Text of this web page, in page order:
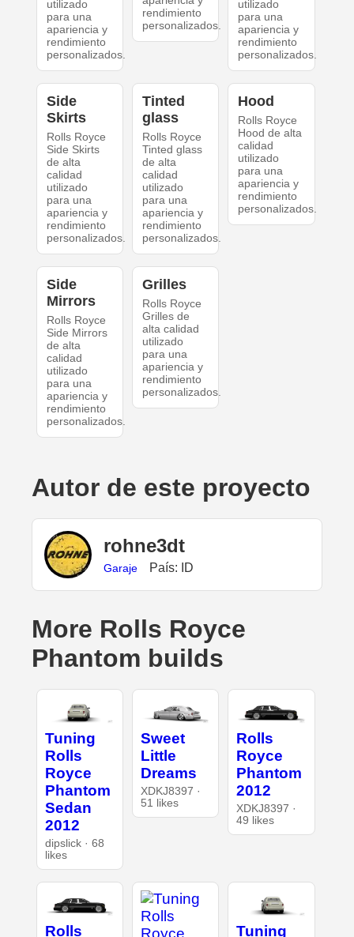
utilizado
para una
apariencia y
rendimiento
personalizados.
rendimiento
personalizados.
utilizado
para una
apariencia y
rendimiento
personalizados.
Side
Skirts
Rolls Royce
Side Skirts
de alta
calidad
utilizado
para una
apariencia y
rendimiento
personalizados.
Tinted
glass
Rolls Royce
Tinted glass
de alta
calidad
utilizado
para una
apariencia y
rendimiento
personalizados.
Hood
Rolls Royce
Hood de alta
calidad
utilizado
para una
apariencia y
rendimiento
personalizados.
Side
Mirrors
Rolls Royce
Side Mirrors
de alta
calidad
utilizado
para una
apariencia y
rendimiento
personalizados.
Grilles
Rolls Royce
Grilles de
alta calidad
utilizado
para una
apariencia y
rendimiento
personalizados.
Autor de este proyecto
rohne3dt
Garaje País: ID
More Rolls Royce
Phantom builds
Tuning
Rolls
Royce
Phantom
Sedan
2012
dipslick · 68
likes
Sweet
Little
Dreams
XDKJ8397 ·
51 likes
Rolls
Royce
Phantom
2012
XDKJ8397 ·
49 likes
Rolls
Tuning